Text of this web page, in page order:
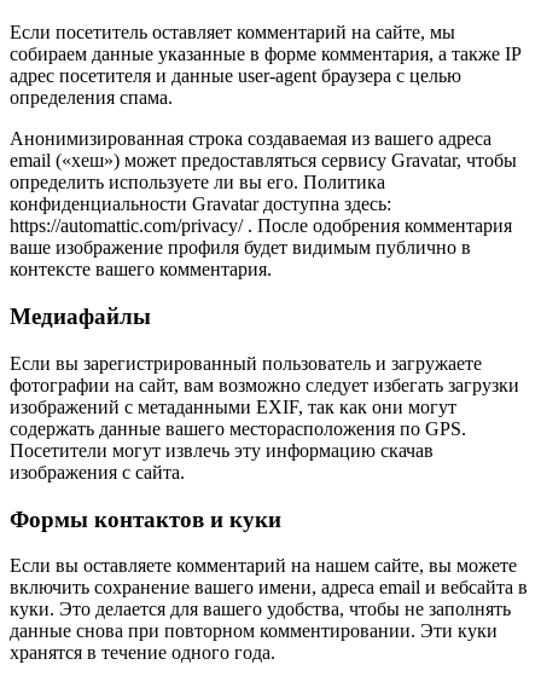
Если посетитель оставляет комментарий на сайте, мы
собираем данные указанные в форме комментария, а также IP
адрес посетителя и данные user-agent браузера с целью
определения спама.
Анонимизированная строка создаваемая из вашего адреса
email («хеш») может предоставляться сервису Gravatar, чтобы
определить используете ли вы его. Политика
конфиденциальности Gravatar доступна здесь:
https://automattic.com/privacy/ . После одобрения комментария
ваше изображение профиля будет видимым публично в
контексте вашего комментария.
Медиафайлы
Если вы зарегистрированный пользователь и загружаете
фотографии на сайт, вам возможно следует избегать загрузки
изображений с метаданными EXIF, так как они могут
содержать данные вашего месторасположения по GPS.
Посетители могут извлечь эту информацию скачав
изображения с сайта.
Формы контактов и куки
Если вы оставляете комментарий на нашем сайте, вы можете
включить сохранение вашего имени, адреса email и вебсайта в
куки. Это делается для вашего удобства, чтобы не заполнять
данные снова при повторном комментировании. Эти куки
хранятся в течение одного года.